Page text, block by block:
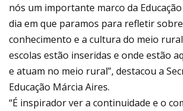
nós um importante marco da
dia em que paramos para refletir
conhecimento e a cultura do meio
escolas estão inseridas e onde estão
e atuam no meio rural”, destacou a
Educação Márcia Aires.
“É inspirador ver a continuidade e o